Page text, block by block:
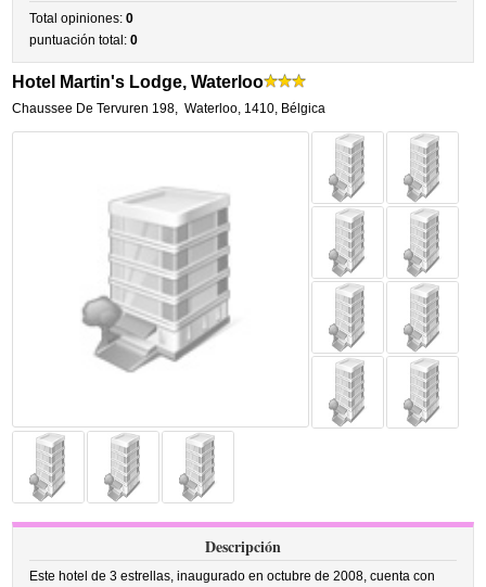
Total opiniones:0
puntuación total:0
Hotel Martin's Lodge, Waterloo
Chaussee De Tervuren 198, Waterloo, 1410, Bélgica
Descripción
Este hotel de 3 estrellas, inaugurado en octubre de 2008, cuenta con